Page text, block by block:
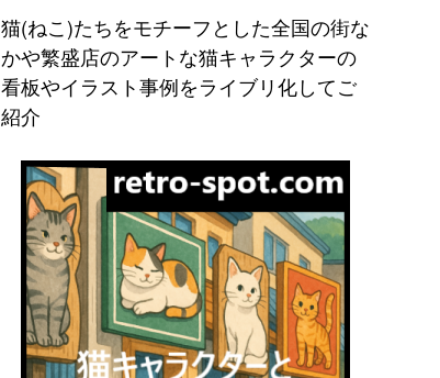
猫(ねこ)たちをモチーフとした全国の街な
かや繁盛店のアートな猫キャラクターの
看板やイラスト事例をライブリ化してご
紹介